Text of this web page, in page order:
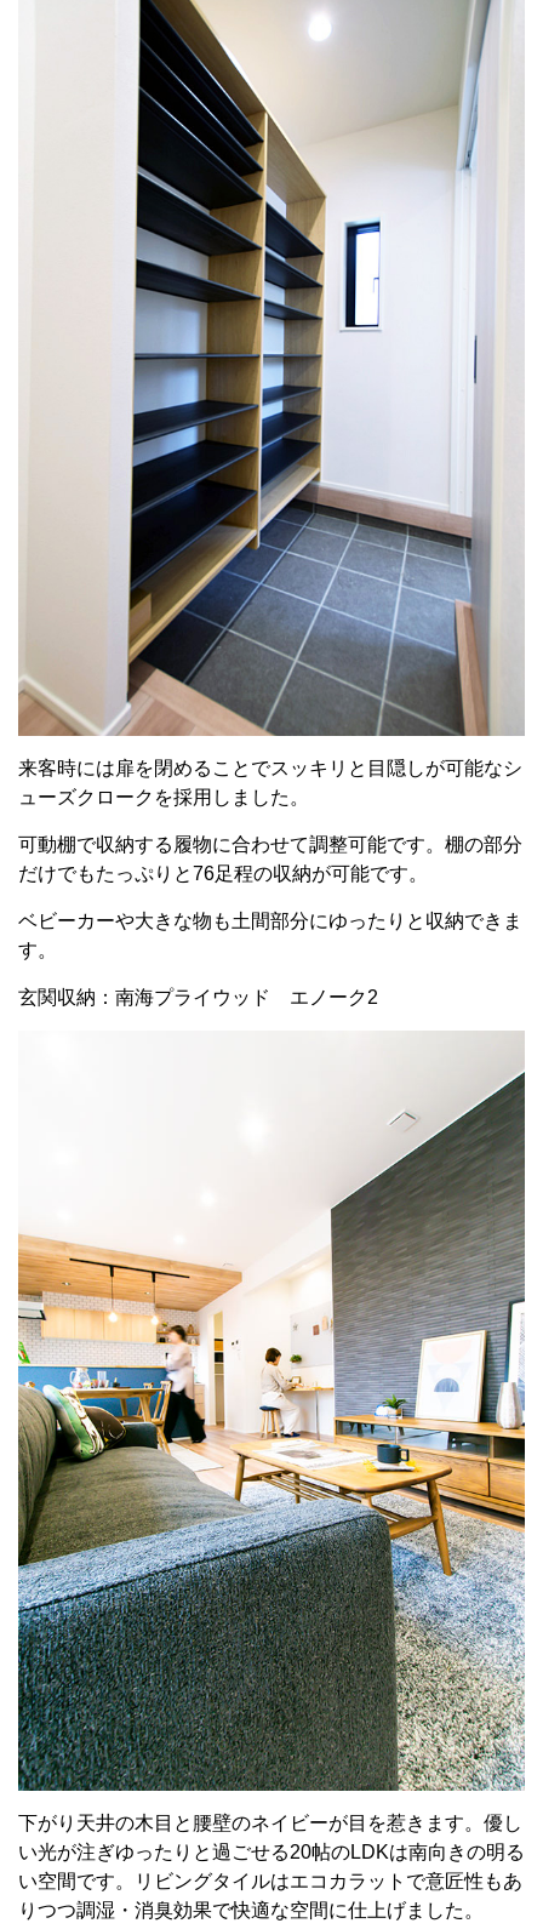
来客時には扉を閉めることでスッキリと目隠しが可能なシ
ューズクロークを採用しました。
可動棚で収納する履物に合わせて調整可能です。棚の部分
だけでもたっぷりと76足程の収納が可能です。
ベビーカーや大きな物も土間部分にゆったりと収納できま
す。
玄関収納：南海プライウッド エノーク2
下がり天井の木目と腰壁のネイビーが目を惹きます。優し
い光が注ぎゆったりと過ごせる20帖のLDKは南向きの明る
い空間です。リビングタイルはエコカラットで意匠性もあ
りつつ調湿・消臭効果で快適な空間に仕上げました。